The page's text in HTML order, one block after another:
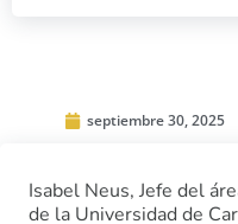
septiembre 30, 2025
Isabel Neus, Jefe del
de la Universidad de